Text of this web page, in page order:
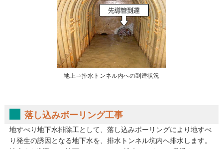
地上⇒排水トンネル内への到達状況
落し込みボーリング工事
地すべり地下水排除工として、落し込みボーリングにより地すべ
り発生の誘因となる地下水を、排水トンネル坑内へ排水します。